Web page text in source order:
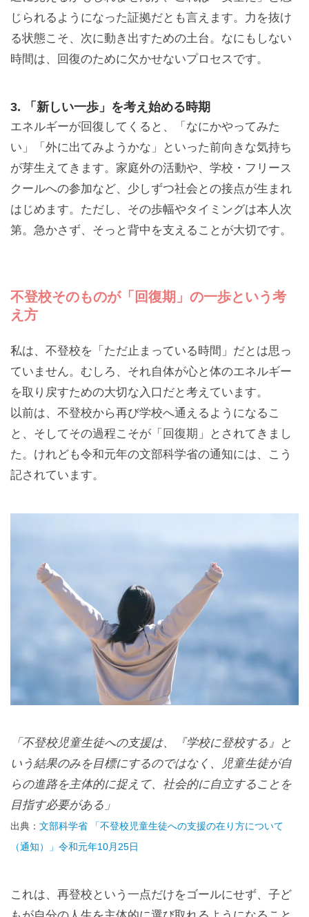
じられるようになった証拠だとも言えます。力を抜け
る状態こそ、次に動き出すための土台。なにもしない
時間は、回復のために欠かせないプロセスです。
3. 「新しい一歩」を考え始める時期
エネルギーが回復してくると、「なにかやってみた
い」「外に出てみようかな」といった前向きな気持ち
が芽生えてきます。家庭外の活動や、学校・フリース
クールへの参加など、少しずつ社会との接点が生まれ
はじめます。ただし、その歩幅やタイミングは本人次
第。急かさず、そっと背中を支えることが大切です。
不登校そのものが「回復期」の一歩という考
え方
私は、不登校を「ただ止まっている時間」だとは思っ
ていません。むしろ、それ自体が心と体のエネルギー
を取り戻すための大切な入口だと考えています。
以前は、不登校から再び学校へ通えるようになるこ
と、そしてその過程こそが「回復期」とされてきまし
た。けれども令和元年の文部科学省の通知には、こう
記されています。
「不登校児童生徒への支援は、『学校に登校する』と
いう結果のみを目標にするのではなく、児童生徒が自
らの進路を主体的に捉えて、社会的に自立することを
目指す必要がある」
出典： 文部科学省 「不登校児童生徒への支援の在り方について
（通知）」令和元年10月25日
これは、再登校という一点だけをゴールにせず、子ど